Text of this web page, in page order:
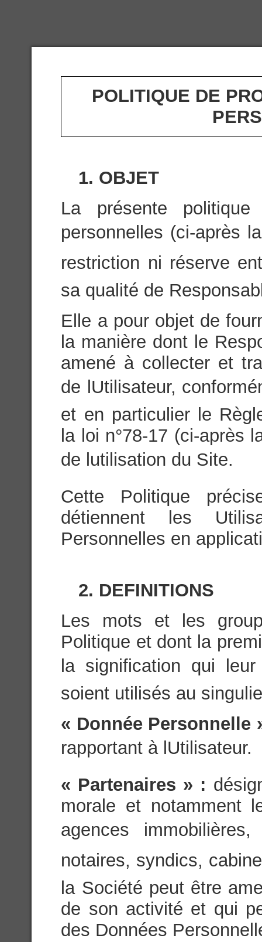
POLITIQUE DE
1. OBJET
La présente
personnelles (ci-après
restriction ni réserve
sa qualité de
Elle a pour objet de
la manière dont le
amené à collecter et
de lUtilisateur,
et en particulier le
la loi n°78-17 (ci-après
de lutilisation du Site.
Cette Politique
détiennent les
Personnelles en
2. DEFINITIONS
Les mots et les
Politique et dont la
la signification qui
soient utilisés au
« Donnée Personnelle
rapportant à lUtilisateur.
« Partenaires » :
morale et notamment
agences
notaires, syndics,
la Société peut être
de son activité et qui
des Données